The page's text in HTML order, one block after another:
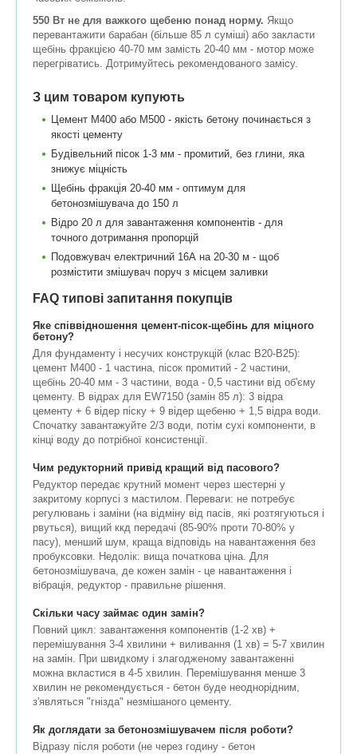
550 Вт не для важкого щебеню понад норму. Якщо
перевантажити барабан (більше 85 л суміші) або закласти
щебінь фракцією 40-70 мм замість 20-40 мм - мотор може
перегріватись. Дотримуйтесь рекомендованого замісу.
З цим товаром купують
Цемент М400 або М500 - якість бетону починається з
якості цементу
Будівельний пісок 1-3 мм - промитий, без глини, яка
знижує міцність
Щебінь фракція 20-40 мм - оптимум для
бетонозмішувача до 150 л
Відро 20 л для завантаження компонентів - для
точного дотримання пропорцій
Подовжувач електричний 16А на 20-30 м - щоб
розмістити змішувач поруч з місцем заливки
FAQ типові запитання покупців
Яке співвідношення цемент-пісок-щебінь для міцного
бетону?
Для фундаменту і несучих конструкцій (клас B20-B25):
цемент М400 - 1 частина, пісок промитий - 2 частини,
щебінь 20-40 мм - 3 частини, вода - 0,5 частини від об'єму
цементу. В відрах для EW7150 (замін 85 л): 3 відра
цементу + 6 відер піску + 9 відер щебеню + 1,5 відра води.
Спочатку завантажуйте 2/3 води, потім сухі компоненти, в
кінці воду до потрібної консистенції.
Чим редукторний привід кращий від пасового?
Редуктор передає крутний момент через шестерні у
закритому корпусі з мастилом. Переваги: не потребує
регулювань і заміни (на відміну від пасів, які розтягуються і
рвуться), вищий ккд передачі (85-90% проти 70-80% у
пасу), менший шум, краща відповідь на навантаження без
пробуксовки. Недолік: вища початкова ціна. Для
бетонозмішувача, де кожен замін - це навантаження і
вібрація, редуктор - правильне рішення.
Скільки часу займає один замін?
Повний цикл: завантаження компонентів (1-2 хв) +
перемішування 3-4 хвилини + виливання (1 хв) = 5-7 хвилин
на замін. При швидкому і злагодженому завантаженні
можна вкластися в 4-5 хвилин. Перемішування менше 3
хвилин не рекомендується - бетон буде неоднорідним,
з'являться "гнізда" незмішаного цементу.
Як доглядати за бетонозмішувачем після роботи?
Відразу після роботи (не через годину - бетон